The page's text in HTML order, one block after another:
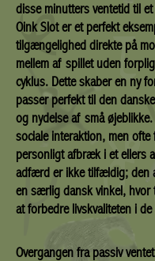
disse minutters ventetid til
Oink Slot er et perfekt
tilgængelighed direkte på
mellem af spillet uden
cyklus. Dette skaber en ny
passer perfekt til den
og nydelse af små
sociale interaktion, men
personligt afbræk i et ellers
adfærd er ikke tilfældig; den
en særlig dansk vinkel, hvor
at forbedre livskvaliteten i
Overgangen fra passiv